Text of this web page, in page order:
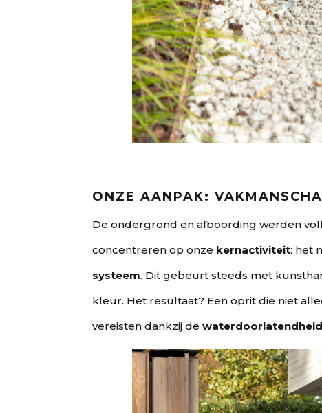
ONZE AANPAK:
De ondergrond en afboording werden
concentreren op onze kernactiviteit: het
systeem. Dit gebeurt steeds met
kleur. Het resultaat? Een oprit die niet
vereisten dankzij de